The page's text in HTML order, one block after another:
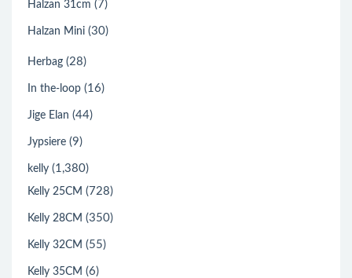
Halzan 31cm (7)
Halzan Mini (30)
Herbag (28)
In the-loop (16)
Jige Elan (44)
Jypsiere (9)
kelly (1,380)
Kelly 25CM (728)
Kelly 28CM (350)
Kelly 32CM (55)
Kelly 35CM (6)